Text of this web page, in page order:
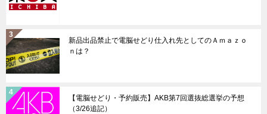
新品出品禁止で電脳せどり仕入れ先としてのＡｍａｚｏ
ｎは？
【電脳せどり・予約販売】AKB第7回選抜総選挙の予想
（3/26追記）